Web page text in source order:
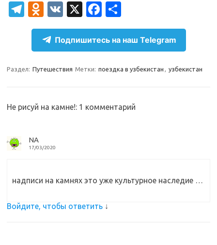
T
el
gr
a
O
d
n
o
kl
sn
V
K
X
Fa
c
e
b
o
k
т
п
р
а
и
Подпишитесь на наш Telegram
Раздел: Путешествия Метки: поездка в узбекистан , узбекистан
Не рисуй на камне!: 1 комментарий
NA
17/03/2020
надписи на камнях это уже культурное наследие …
Войдите, чтобы ответить ↓